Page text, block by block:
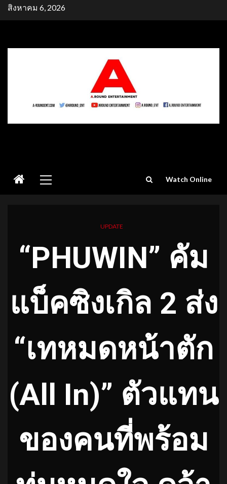
Skipสิงหาคม 6, 2026
Menu
Watch Online
UPDATE
“PHUWIN” คัม
แบ็คซิงเกิล 2 ส่ง
“เทหมดหน้าตัก
(All In)” ตัวแทน
ของคนที่พร้อม